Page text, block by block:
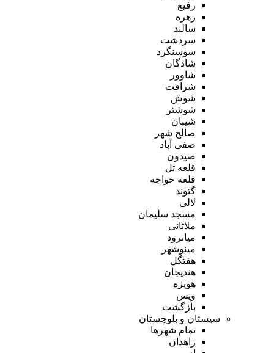
رفیع
زهره
سالند
سردشت
سوسنگرد
شادگان
شاوور
شرافت
شوش
شوشتر
شیبان
صالح شهر
صفی آباد
صیدون
قلعه تل
قلعه خواجه
گتوند
لالی
مسجد سلیمان
ملاثانی
میانرود
مینوشهر
هفتگل
هندیجان
هویزه
ویس
بازگشت
سیستان و بلوچستان
تمام شهر‌ها
زاهدان